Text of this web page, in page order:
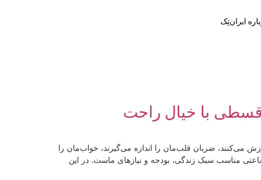
ایران‌تِک
قسطی با خیال راحت
می‌کنند، ضربان قلب‌مان را اندازه می‌گیرند، خواب‌مان را
ساعتی مناسب سبک زندگی، بودجه و نیازهای ماست. در این